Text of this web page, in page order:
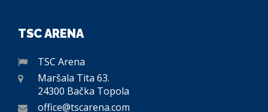
TSC ARENA
TSC Arena
Maršala Tita 63.
24300 Bačka Topola
office@tscarena.com